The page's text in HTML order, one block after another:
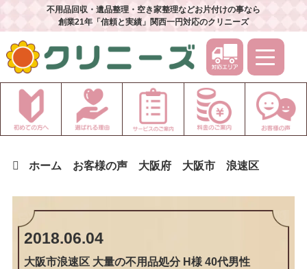
不用品回収・遺品整理・空き家整理などお片付けの事なら
創業21年「信頼と実績」関西一円対応のクリニーズ
ホーム お客様の声 大阪府 大阪市 浪速区
2018.06.04
大阪市浪速区 大量の不用品処分 H様 40代男性